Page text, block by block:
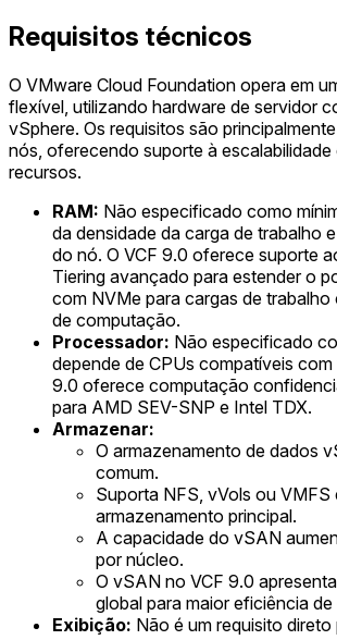
Requisitos técnicos
O VMware Cloud Foundation opera em
flexível, utilizando hardware de servidor
vSphere. Os requisitos são
nós, oferecendo suporte à
recursos.
RAM: Não especificado como
da densidade da carga de trabalho
do nó. O VCF 9.0 oferece suporte
Tiering avançado para estender o
com NVMe para cargas de
de computação.
Processador: Não especificado
depende de CPUs compatíveis com
9.0 oferece computação
para AMD SEV-SNP e Intel TDX.
Armazenar:
O armazenamento de dados
comum.
Suporta NFS, vVols ou VMFS
armazenamento principal.
A capacidade do vSAN
por núcleo.
O vSAN no VCF 9.0
global para maior eficiência
Exibição: Não é um requisito direto